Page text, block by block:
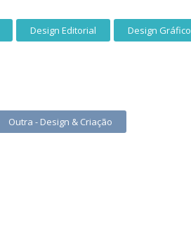
Design Editorial Design Gráfico
Outra - Design & Criação